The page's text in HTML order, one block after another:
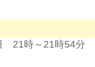
時～21時54分